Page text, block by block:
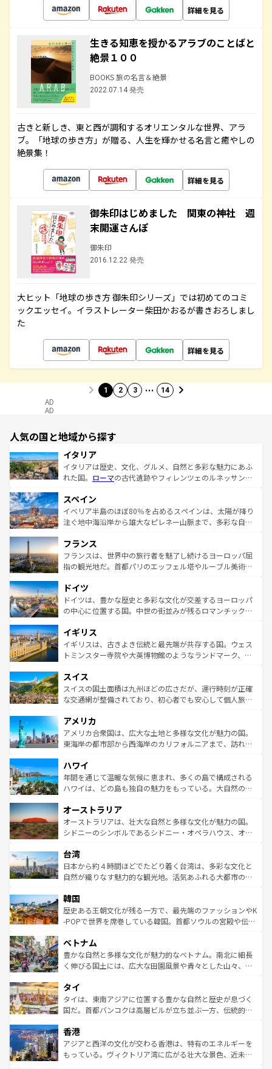
詳細を見る
生きる知恵を授かるアラブのことばと
絶景１００
BOOKS 旅の名言＆絶景
2022.07.14 発売
古きと新しき、東と西が調和するオリエンタルな世界、アラ
ブ。「地球の歩き方」が贈る、人生を輝かせる名言と癒やしの
絶景集！
詳細を見る
御朱印はじめました 関東の神社 週
末開運さんぽ
御朱印
2016.12.22 発売
大ヒット「地球の歩き方 御朱印シリーズ」では初めてのコミ
ックエッセイ。イラストレーター柴田かおるが書きおろしまし
た
詳細を見る
1 2 3 … 14
AD
AD
人気の国と地域から探す
イタリア
イタリアは歴史、文化、グルメ、自然と多彩な魅力にあふ
れた国。 ローマの古代遺跡やフィレンツェのルネッサンス
ろん、トスカーナの美しい田園風景やアマルフィ海岸の絶
景など、自然景観も見逃せない。観光の合間には、本場の
ピザやパスタなど、絶品のイタリア料理を堪能することも
ませてくれるイタリアで、忘れられない旅をしてみよう！
なお、新着のイタリア情報はコンテンツ一覧 を参照してほ
しい。
スペイン
イベリア半島のほぼ80％を占めるスペインは、太陽が降り
注ぐ地中海沿岸から雄大なピレネー山脈まで、多彩な自然
文化が根付くこの国では、情熱的なフラメンコ、熱気あふ
れる闘牛、そして美味しいタパスが生活の一部となってい
る。首都マドリードの洗練された雰囲気や、バルセロナの
の城塞都市、穏やかなビーチリゾートまで多彩な表情を見
せる。地方によって風土や気候が異なるスペインはその個
性で訪れる人を魅了する。 なお、新着のスペイン情報はコ
フランス
フランスは、世界中の旅行者を魅了し続けるヨーロッパ屈
指の観光地だ。首都パリのエッフェル塔やルーブル美術館
で、幅広い魅力が詰まっている。華麗な宮殿、歴史的な大
聖堂、美しいビーチ、そして豊かな自然が、訪れる者を心
から魅了する。また、フランスは美食の国としても知ら
いる。シャンパンの発祥地であるランス、プロヴァンスの
香り高いラベンダー畑など、多彩な楽しみ方が可能だ。さ
らに、パリ以外の地域にも魅力が溢れており、どの街角に
れる地方に足を運ぶとそれぞれで全く異なる文化を体験で
きるだろう。 なお、新着のフランス情報はコンテンツ一覧
を参照してほしい。
ドイツ
ドイツは、豊かな歴史と多彩な文化が交差するヨーロッパ
の中心に位置する国。中世の街並みが残るロマンチック街
顔を持つこの国は、どこを歩いても飽きることがない。ベ
ルリンの文化的活気、バイエルン州のアルプスの絶景、そ
してライン川沿いのワイン畑といった風景は必見。ビール
は、お酒好きな人にはぜひ体験してほしい。 なお、新着の
ドイツ情報はコンテンツ一覧を参照してほしい。
イギリス
イギリスは、古きよき伝統と最先端が共存する国。ウェス
トミンスター寺院や大英博物館のようなランドマーク、歴
リアごとに異なる魅力がある。また、優雅なアフタヌーン
ティー、ビール好きにはたまらない英国パブ、サッカー観
戦など、本場だからこそできる体験も豊富。イギリスを旅
ンツ一覧を参照してほしい。
スイス
スイスの国土面積は九州ほどの広さだが、運行時刻が正確
な交通網が整備されており、初心者でも安心して個人旅行
の建物がそのまま残る町や、スイスならではのユニークな
博物館もあり、アルプス観光だけでなく町歩きも満喫する
ことができる。国民の所得が高いため物価も高いが、旅行
ば市内交通費無料で観光を楽しむこともできる。 なお、新
着のスイス情報はコンテンツ一覧 を参照してほしい。
アメリカ
アメリカ合衆国は、広大な土地と多様な文化が魅力の国。
東海岸の都市部から西海岸のカリフォルニアまで、訪れる
のような巨大都市は、観光、ショッピング、エンターテイ
ンメントが詰まった刺激的なスポットだ。一方、アメリカ
西部には大自然が広がり、グランドキャニオンやイエロー
部のニューオーリンズでは、音楽と美食が融合した独特の
文化が魅力。旅行者はアメリカの各地域で異なる魅力を楽
しみながら、その多様性と豊かな歴史を感じることができ
ならではの贅沢な旅のスタイルだ。 なお、新着のアメリカ
情報はコンテンツ一覧を参照してほしい。
ハワイ
年間を通じて温暖な気候に恵まれ、多くの島で構成される
ハワイは、どの島も独自の魅力をもっている。大自然の神
ワイ島は見逃せない。また、定番の観光地といえばオアフ
島だが、静かな自然を求めるならマウイ島やカウアイ島が
おすすめ。エメラルドグリーンに輝く海をはじめ、豊かな
れるおもてなしの心で訪れる人々を迎えてくれるハワイの
人々、おいしいローカルフードやハワイアンミュージッ
ク、伝統的なフラダンスなど、すべてがハワイの魅力を彩
ワイを、存分に味わってほしい。 なお、新着のハワイ情報
はコンテンツ一覧を参照してほしい。
オーストラリア
オーストラリアは、壮大な自然と多様な文化が魅力の国。
シドニーのシンボルであるシドニー・オペラハウス、オー
リアリーフや大陸中央部にそびえるウルル（エアーズロッ
ク）、タスマニアの美しい原生林やケアンズの熱帯雨林な
ど、見どころがたくさん。また、カフェやワイン、オージ
いる。アクティビティも充実しており、サーフィンやダイ
ビング、ハイキングなど、アウトドア好きにはたまらな
い。オーストラリアの多彩な魅力を存分に味わいつくそ
参照してほしい。
台湾
日本から約４時間ほどでたどり着く台湾は、多彩な文化と
自然が織りなす魅力的な観光地。活気あふれる大都市の台
ン）、静ひつな山岳地帯である台湾東部など、都市の喧騒
と山間の静けさが共存しており、訪れる人に新しい発見と
驚きをもたらしてくれる。また、奥深い台湾の食文化も魅
容にもいいと評判のスイーツなど、バラエティ豊かな料理
が味わえる。 なお、新着の台湾情報は コンテンツ一覧を参
照してほしい。
韓国
歴史ある王朝文化が残る一方で、最先端のファッションやK
-POPで世界を席巻している韓国。首都ソウルの宮殿や伝統
き、地方に足を延ばせば四季折々の自然美を楽しむことが
できる。そして、キムチや焼肉、絶品のストリートフード
まで、さまざまな韓国料理が待っている。夜には、韓国な
リティに包まれながら、韓国の多彩な魅力を心ゆくまで味
わってみてほしい。 なお、新着の韓国情報はコンテンツ一
覧を参照してほしい。
ベトナム
豊かな自然と多様な文化が魅力的なベトナム。南北に細長
く伸びる国土には、広大な田園風景や青々とした山々、世
急速な発展と共に伝統が息づく。ハノイの古い町並みやホ
ーチミン市のフランス統治時代の建物も、独特の雰囲気を
醸し出している。また、バラエティの豊かさとおいしさで
とつ。フォーやバインミー、ベトナムコーヒーなどは、ぜ
ひ現地で味わいたい。どの地域を訪れてもあたたかい人々
が旅行者を迎えてくれるので、きっと忘れられない旅にな
タイ
タイは、東南アジアに位置する豊かな自然と歴史が息づく
国だ。首都バンコクは高層ビルが立ち並ぶ一方、伝統的な
の活気が交差している。北部ではチェンマイなどの山岳地
帯で自然と触れ合い、南部ではプーケットやクラビの美し
いビーチでリゾート気分を楽しむことができる。タイ料理
香港
アジアと西洋の文化が交わる香港は、特有のエネルギーを
もっている。ヴィクトリア湾に広がる壮大な景色、近未来